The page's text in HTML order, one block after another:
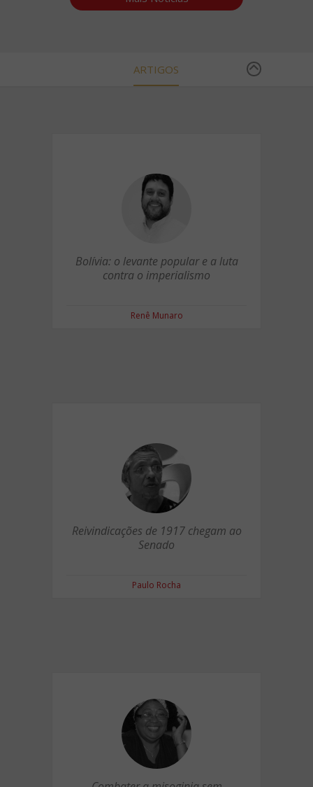
ARTIGOS
Bolívia: o levante popular e a luta
contra o imperialismo
Renê Munaro
Reivindicações de 1917 chegam ao
Senado
Paulo Rocha